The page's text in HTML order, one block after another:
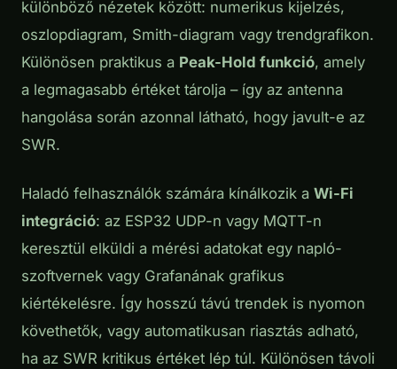
különböző nézetek között: numerikus kijelzés,
oszlopdiagram, Smith-diagram vagy trendgrafikon.
Különösen praktikus a Peak-Hold funkció, amely
a legmagasabb értéket tárolja – így az antenna
hangolása során azonnal látható, hogy javult-e az
SWR.
Haladó felhasználók számára kínálkozik a Wi-Fi
integráció: az ESP32 UDP-n vagy MQTT-n
keresztül elküldi a mérési adatokat egy napló-
szoftvernek vagy Grafanának grafikus
kiértékelésre. Így hosszú távú trendek is nyomon
követhetők, vagy automatikusan riasztás adható,
ha az SWR kritikus értéket lép túl. Különösen távoli